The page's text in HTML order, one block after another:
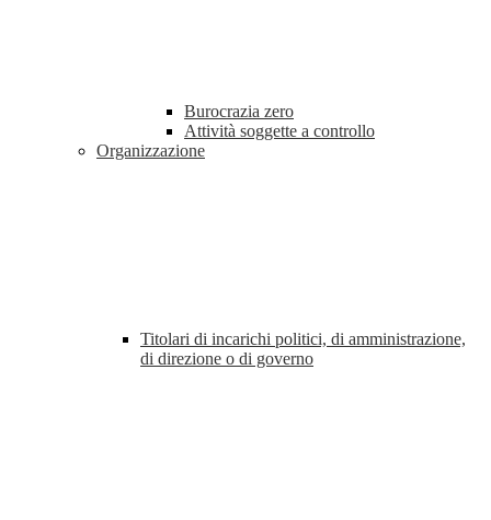
Burocrazia zero
Attività soggette a controllo
Organizzazione
Titolari di incarichi politici, di amministrazione,
di direzione o di governo